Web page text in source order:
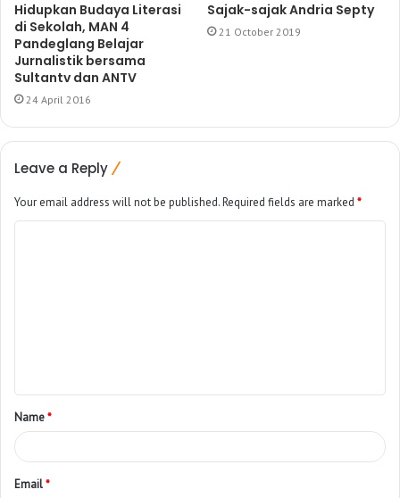
Hidupkan Budaya Literasi
di Sekolah, MAN 4
Pandeglang Belajar
Jurnalistik bersama
Sultantv dan ANTV
24 April 2016
Sajak-sajak Andria Septy
21 October 2019
Leave a Reply
Your email address will not be published.Required fields are marked *
Name*
Email*